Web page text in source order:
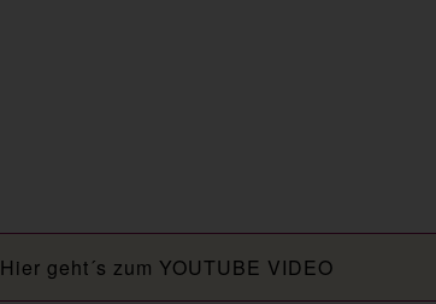
Hier geht´s zum YOUTUBE VIDEO